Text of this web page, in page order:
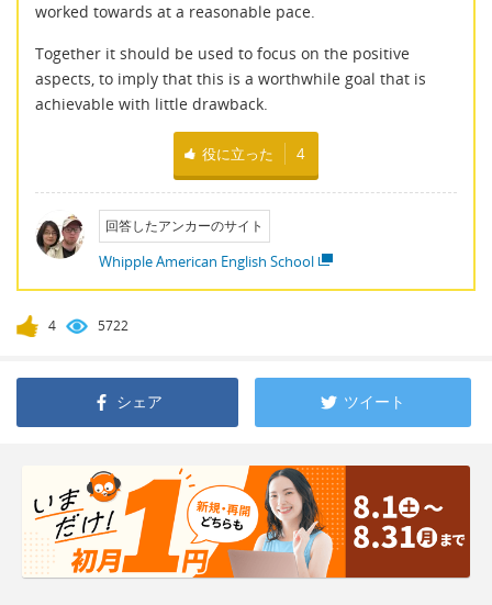
worked towards at a reasonable pace.
Together it should be used to focus on the positive
aspects, to imply that this is a worthwhile goal that is
achievable with little drawback.
役に立った 4
回答したアンカーのサイト
Whipple American English School
4 5722
シェア ツイート